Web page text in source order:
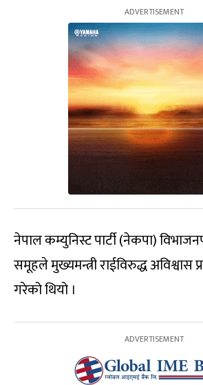
नेपाल कम्युनिस्ट पार्टी (नेकपा)
समूहले मुख्यमन्त्री राईविरुद्ध अविश्वास
गरेको थियो ।